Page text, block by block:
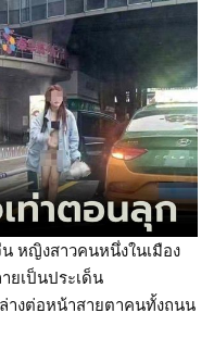
หญิงสาวคนหนึ่งในเมือง
ยเป็นประเด็น
งต่อหน้าสายตาคนทั้งถนน